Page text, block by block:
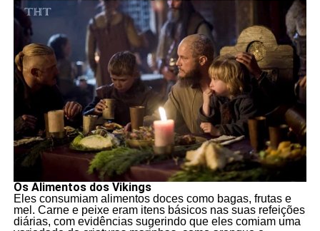
Os Alimentos dos Vikings
Eles consumiam alimentos doces como bagas, frutas e
mel. Carne e peixe eram itens básicos nas suas refeições
diárias, com evidências sugerindo que eles comiam uma